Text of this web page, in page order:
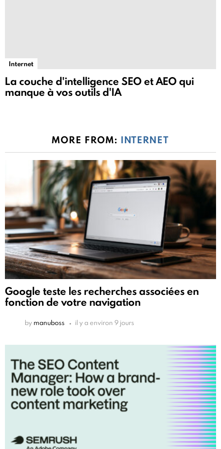
Internet
La couche d'intelligence SEO et AEO qui
manque à vos outils d'IA
MORE FROM: INTERNET
Google teste les recherches associées en
fonction de votre navigation
by manuboss il y a environ 9 jours